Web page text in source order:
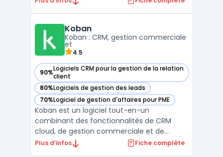
données d'intention, Demandbase permet
de cibler les comptes les plus promet ...
Koban
Koban : CRM, gestion commerciale
et
4.5
90%Logiciels CRM pour la gestion de la relation
client
— voir Koban dans cette catégorie
80%Logiciels de gestion des leads
— voir Koban dans cette catégorie
70%Logiciel de gestion d'affaires pour PME
— voir Koban dans cette catégorie
Koban est un logiciel tout-en-un
combinant des fonctionnalités de CRM
cloud, de gestion commerciale et de
marketing automation. Destiné aux PME, il
Plus d’infos Fiche complète